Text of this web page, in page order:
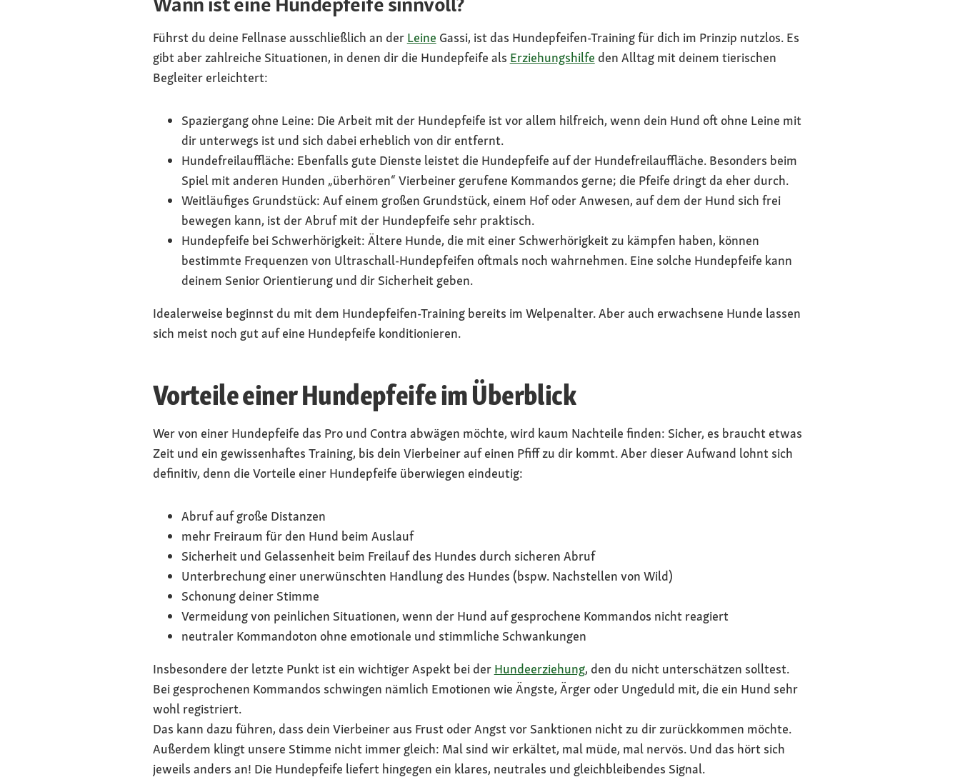
Führst du deine Fellnase ausschließlich an der Leine Gassi, ist das Hundepfeifen-Training für dich im Prinzip nutzlos. Es
gibt aber zahlreiche Situationen, in denen dir die Hundepfeife als Erziehungshilfe den Alltag mit deinem tierischen
Begleiter erleichtert:
Spaziergang ohne Leine: Die Arbeit mit der Hundepfeife ist vor allem hilfreich, wenn dein Hund oft ohne Leine mit
dir unterwegs ist und sich dabei erheblich von dir entfernt.
Hundefreilauffläche: Ebenfalls gute Dienste leistet die Hundepfeife auf der Hundefreilauffläche. Besonders beim
Spiel mit anderen Hunden „überhören“ Vierbeiner gerufene Kommandos gerne; die Pfeife dringt da eher durch.
Weitläufiges Grundstück: Auf einem großen Grundstück, einem Hof oder Anwesen, auf dem der Hund sich frei
bewegen kann, ist der Abruf mit der Hundepfeife sehr praktisch.
Hundepfeife bei Schwerhörigkeit: Ältere Hunde, die mit einer Schwerhörigkeit zu kämpfen haben, können
bestimmte Frequenzen von Ultraschall-Hundepfeifen oftmals noch wahrnehmen. Eine solche Hundepfeife kann
deinem Senior Orientierung und dir Sicherheit geben.
Idealerweise beginnst du mit dem Hundepfeifen-Training bereits im Welpenalter. Aber auch erwachsene Hunde lassen
sich meist noch gut auf eine Hundepfeife konditionieren.
Vorteile einer Hundepfeife im Überblick
Wer von einer Hundepfeife das Pro und Contra abwägen möchte, wird kaum Nachteile finden: Sicher, es braucht etwas
Zeit und ein gewissenhaftes Training, bis dein Vierbeiner auf einen Pfiff zu dir kommt. Aber dieser Aufwand lohnt sich
definitiv, denn die Vorteile einer Hundepfeife überwiegen eindeutig:
Abruf auf große Distanzen
mehr Freiraum für den Hund beim Auslauf
Sicherheit und Gelassenheit beim Freilauf des Hundes durch sicheren Abruf
Unterbrechung einer unerwünschten Handlung des Hundes (bspw. Nachstellen von Wild)
Schonung deiner Stimme
Vermeidung von peinlichen Situationen, wenn der Hund auf gesprochene Kommandos nicht reagiert
neutraler Kommandoton ohne emotionale und stimmliche Schwankungen
Insbesondere der letzte Punkt ist ein wichtiger Aspekt bei der Hundeerziehung, den du nicht unterschätzen solltest.
Bei gesprochenen Kommandos schwingen nämlich Emotionen wie Ängste, Ärger oder Ungeduld mit, die ein Hund sehr
wohl registriert.
Das kann dazu führen, dass dein Vierbeiner aus Frust oder Angst vor Sanktionen nicht zu dir zurückkommen möchte.
Außerdem klingt unsere Stimme nicht immer gleich: Mal sind wir erkältet, mal müde, mal nervös. Und das hört sich
jeweils anders an! Die Hundepfeife liefert hingegen ein klares, neutrales und gleichbleibendes Signal.